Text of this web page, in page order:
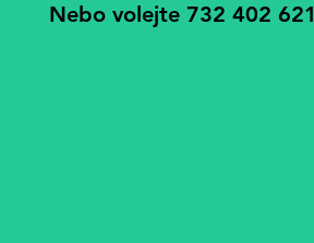
Nebo volejte 732 402 621